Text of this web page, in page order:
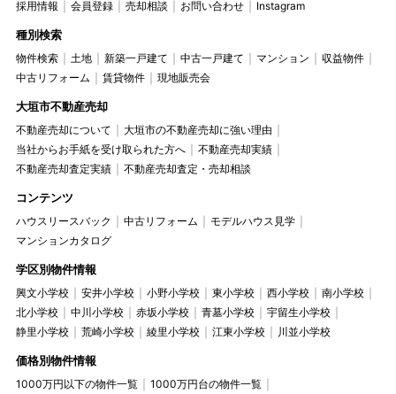
採用情報
会員登録 売却相談 お問い合わせ Instagram
種別検索
物件検索 土地 新築一戸建て 中古一戸建て マンション
収益物件
中古リフォーム
賃貸物件 現地販売会
大垣市不動産売却
不動産売却について
大垣市の不動産売却に強い理由
当社からお手紙を受け取られた方へ
不動産売却実績
不動産売却査定実績
不動産売却査定・売却相談
コンテンツ
ハウスリースバック 中古リフォーム
モデルハウス見学
マンションカタログ
学区別物件情報
興文小学校 安井小学校 小野小学校 東小学校 西小学校
南小学校
北小学校
中川小学校 赤坂小学校 青墓小学校
宇留生小学校
静里小学校
荒崎小学校 綾里小学校 江東小学校 川並小学校
価格別物件情報
1000万円以下の物件一覧
1000万円台の物件一覧